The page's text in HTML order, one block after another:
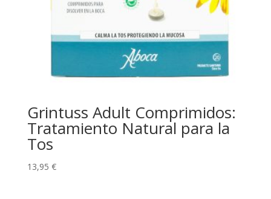
Grintuss Adult Comprimidos:
Tratamiento Natural para la
Tos
13,95 €